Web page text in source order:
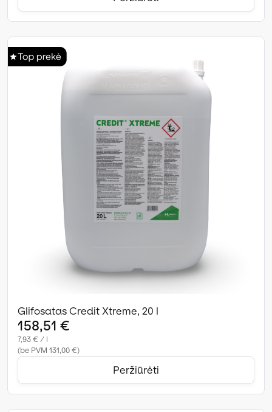
Glifosatas Credit Xtreme, 20 l
158,51 €
7,93 € / l
(be PVM 131,00 €)
Peržiūrėti